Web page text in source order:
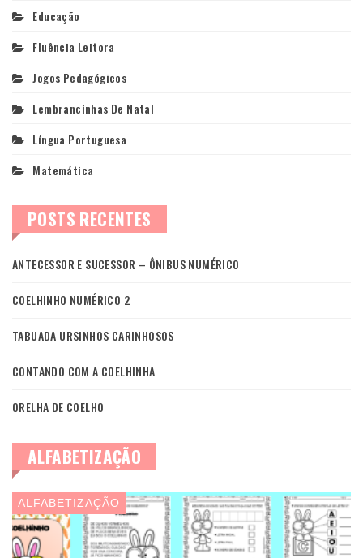
Educação
Fluência Leitora
Jogos Pedagógicos
Lembrancinhas De Natal
Língua Portuguesa
Matemática
POSTS RECENTES
ANTECESSOR E SUCESSOR – ÔNIBUS NUMÉRICO
COELHINHO NUMÉRICO 2
TABUADA URSINHOS CARINHOSOS
CONTANDO COM A COELHINHA
ORELHA DE COELHO
ALFABETIZAÇÃO
ALFABETIZAÇÃO